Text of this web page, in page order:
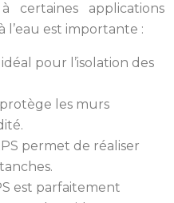
certaines applications
l’eau est importante :
pour l’isolation des
les murs
permet de réaliser
est parfaitement